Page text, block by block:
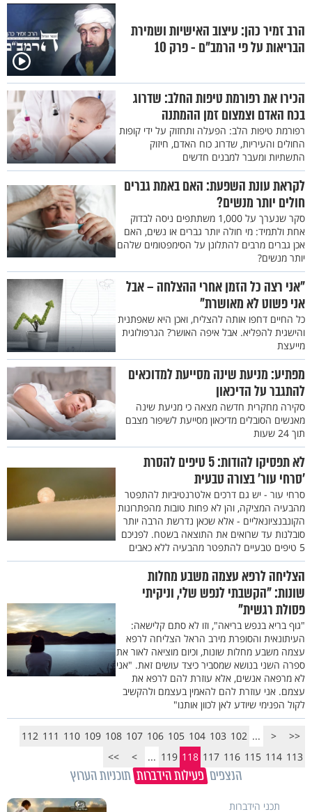
הרב זמיר כהן: עיצוב האישיות ושמירת
הבריאות על פי הרמב"ם - פרק 10
הכירו את רפורמת טיפות החלב: שדרוג
בכח האדם וצמצום זמן ההמתנה
רפורמת טיפות הלב: הפעלה ותחזוק על ידי קופות
החולים והעיריות, שדרוג כוח האדם, חיזוק
התשתיות ומעבר למבנים חדשים
לקראת עונת השפעת: האם באמת גברים
חולים יותר מנשים?
סקר שנערך על 1,000 משתתפים ניסה לבדוק
אחת ולתמיד: מי חולה יותר גברים או נשים, האם
אכן גברים מרבים להתלונן על הסימפטומים שלהם
יותר מנשים?
"אני רצה כל הזמן אחרי ההצלחה – אבל
אני פשוט לא מאושרת"
כל החיים דחפו אותה להצליח, ואכן היא שאפתנית
והישגית להפליא. אבל איפה האושר? הגרפולוגית
מייעצת
מפתיע: מניעת שינה מסייעת למדוכאים
להתגבר על הדיכאון
סקירה מחקרית חדשה מצאה כי מניעת שינה
מאנשים הסובלים מדיכאון מסייעת לשיפור מצבם
תוך 24 שעות
לא תפסיקו להודות: 5 טיפים להסרת
’סרחי עור’ בצורה טבעית
סרחי עור - יש גם דרכים אלטרנטיביות להתפטר
מהבעיה המציקה, והן לא פחות טובות מהפתרונות
הקונבנציונאליים - אלא שכאן נדרשת הרבה יותר
סובלנות עד שרואים את התוצאה בשטח. לפניכם
5 טיפים טבעיים להתפטר מהבעיה ללא כאבים
הצליחה לרפא עצמה משבע מחלות
שונות: "הקשבתי לנפש שלי, וניקיתי
פסולת רגשית"
"גוף בריא בנפש בריאה", וזו לא סתם קלישאה:
העיתונאית והסופרת מירב הראל הצליחה לרפא
עצמה משבע מחלות שונות, וכיום מוציאה לאור את
ספרה השני בנושא שמסביר כיצד עושים זאת. "אני
לא מרפאה אנשים, אלא עוזרת להם לרפא את
עצמם. אני עוזרת להם להאמין בעצמם ולהקשיב
לקול הפנימי שיודע לאן לכוון אותנו"
<<
<
...
102
103
104
105
106
107
108
109
110
111
112
113
114
115
116
117
118
119
...
>
>>
הנצפים פעילות הידברות תוכניות הערוץ
תכני הידברות